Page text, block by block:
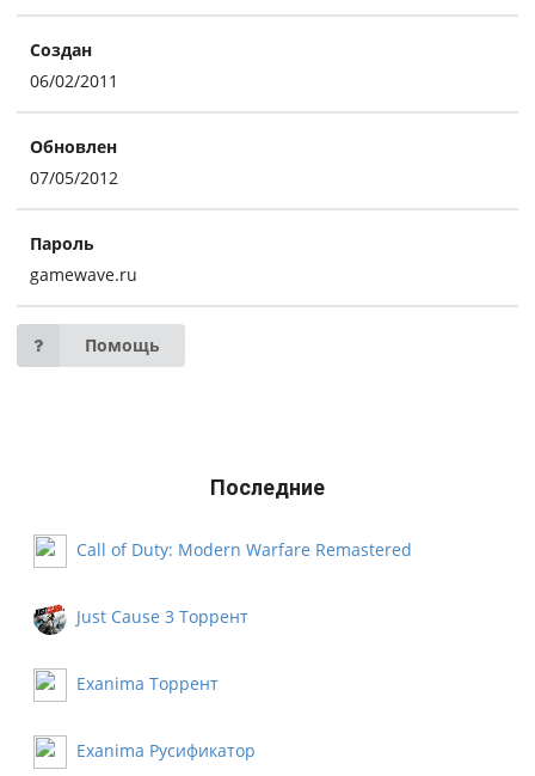
Создан
06/02/2011
Обновлен
07/05/2012
Пароль
gamewave.ru
Помощь
Последние
Call of Duty: Modern Warfare Remastered
Just Cause 3 Торрент
Exanima Торрент
Exanima Русификатор